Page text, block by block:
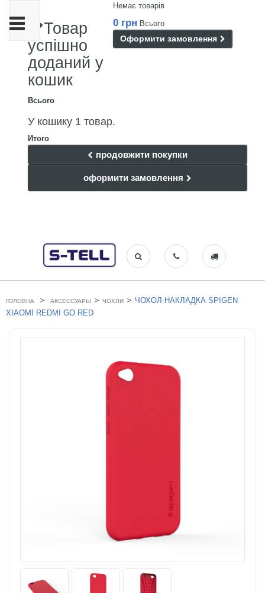
Немає товарів
0 грн Всього
Оформити замовлення
Товар
успішно
доданий у
кошик
Всього
У кошику 1 товар.
Итого
продовжити покупки
оформити замовлення
Toggle
navigation
ГОЛОВНА > АКСЕССУАРЫ > ЧОХЛИ > ЧОХОЛ-НАКЛАДКА SPIGEN
XIAOMI REDMI GO RED